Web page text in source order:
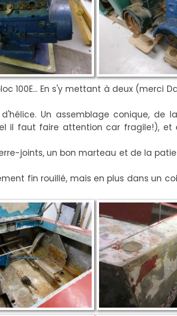
100E... En s'y mettant à deux (merci
Un assemblage conique, de
il faut faire attention car fragile!),
joints, un bon marteau et de la
fin rouillé, mais en plus dans un